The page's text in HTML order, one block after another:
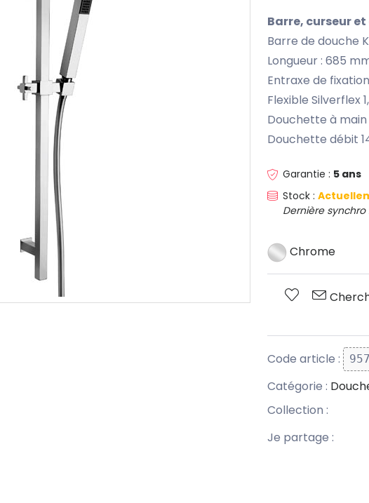
Barre, curseur
Barre de douche
Longueur : 685
Entraxe de
Flexible Silverflex
Douchette à
Douchette débit
Garantie : 5 ans
Stock :
Dernière synchro
Chrome
Code article :
Catégorie :
Collection :
Je partage :